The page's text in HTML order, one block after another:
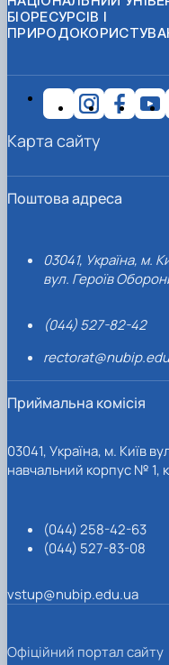
БІОРЕСУРСІВ І
Поштова адреса
03041, Україна, м.
вул. Героїв
(044) 527-82-42
Приймальна комісія
03041, Україна, м. Київ
навчальний корпус № 1,
(044) 258-42-63
(044) 527-83-08
vstup@nubip.edu.ua
Карта сайту
Офіційний портал сайту